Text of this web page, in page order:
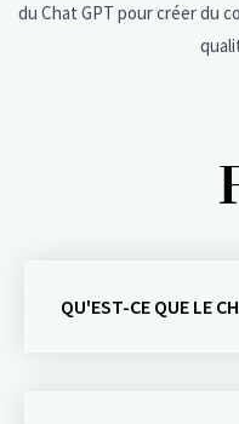
du Chat GPT pour créer du
QU'EST-CE QUE LE